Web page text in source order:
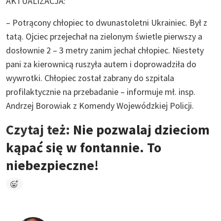
– Potrącony chłopiec to dwunastoletni Ukrainiec. Był z
tatą. Ojciec przejechał na zielonym świetle pierwszy a
dosłownie 2 – 3 metry zanim jechał chłopiec. Niestety
pani za kierownicą ruszyła autem i doprowadziła do
wywrotki. Chłopiec został zabrany do szpitala
profilaktycznie na przebadanie – informuje mł. insp.
Andrzej Borowiak z Komendy Wojewódzkiej Policji.
Czytaj też: Nie pozwalaj dzieciom
kąpać się w fontannie. To
niebezpieczne!